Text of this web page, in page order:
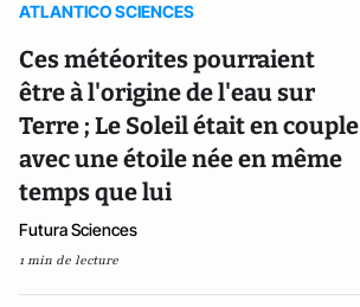
ATLANTICO SCIENCES
Ces météorites pourraient
être à l'origine de l'eau sur
Terre ; Le Soleil était en couple
avec une étoile née en même
temps que lui
Futura Sciences
1 min de lecture